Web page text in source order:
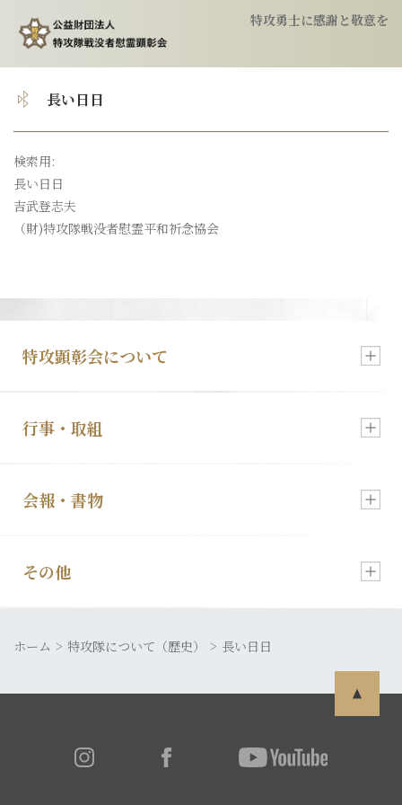
特攻勇士に感謝と敬意を
トップ
顕彰会について
会報
長い日日
検索用:
長い日日
吉武登志夫
（財)特攻隊戦没者慰霊平和祈念協会
特攻顕彰会について
新着情報
顕彰会について
入会・各種お申込
行事・取組
慰霊祭のご案内
特攻像の奉納
会報・書物
会報「特攻」
発行書籍
その他
皆さまの声
ホーム 特攻隊について（歴史） 長い日日